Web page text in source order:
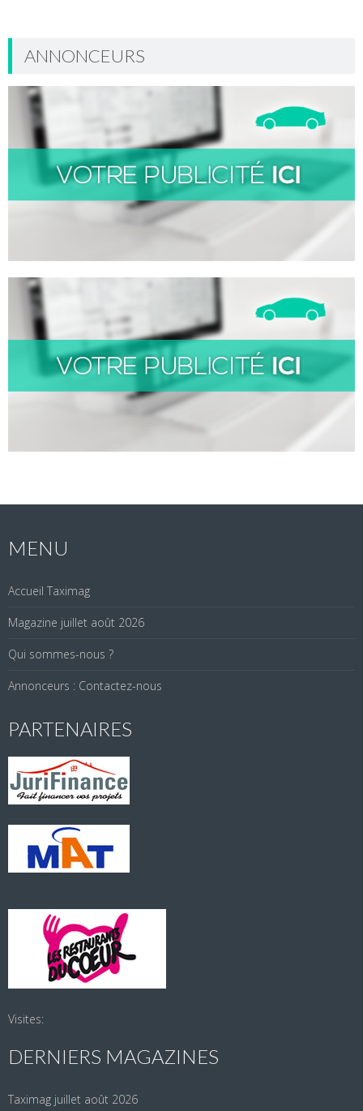
ANNONCEURS
MENU
Accueil Taximag
Magazine juillet août 2026
Qui sommes-nous ?
Annonceurs : Contactez-nous
PARTENAIRES
Visites:
DERNIERS MAGAZINES
Taximag juillet août 2026